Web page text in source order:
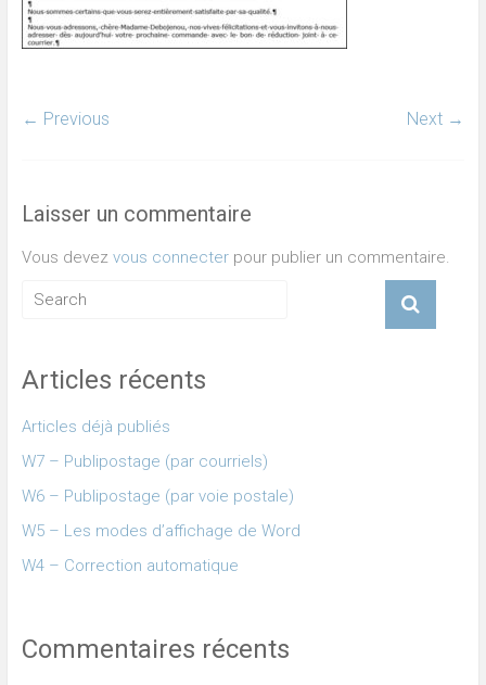
← Previous Next →
Laisser un commentaire
Vous devez vous connecterpour publier un commentaire.
Articles récents
Articles déjà publiés
W7 – Publipostage (par courriels)
W6 – Publipostage (par voie postale)
W5 – Les modes d’affichage de Word
W4 – Correction automatique
Commentaires récents